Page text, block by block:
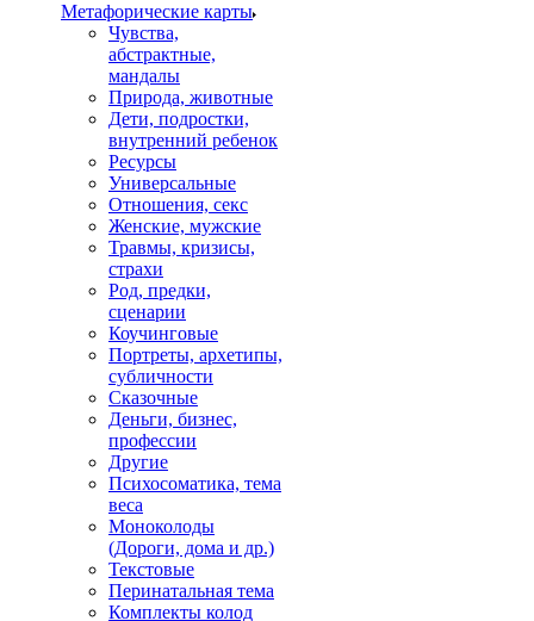
Mетафорические карты
Чувства,
абстрактные,
мандалы
Природа, животные
Дети, подростки,
внутренний ребенок
Ресурсы
Универсальные
Отношения, секс
Женские, мужские
Травмы, кризисы,
страхи
Род, предки,
сценарии
Коучинговые
Портреты, архетипы,
субличности
Сказочные
Деньги, бизнес,
профессии
Другие
Психосоматика, тема
веса
Моноколоды
(Дороги, дома и др.)
Текстовые
Перинатальная тема
Комплекты колод